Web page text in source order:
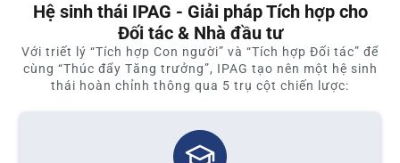
Hệ sinh thái IPAG - Giải pháp Tích hợp cho
Đối tác & Nhà đầu tư
Với triết lý “Tích hợp Con người” và “Tích hợp Đối tác” để
cùng “Thúc đẩy Tăng trưởng”, IPAG tạo nên một hệ sinh
thái hoàn chỉnh thông qua 5 trụ cột chiến lược: